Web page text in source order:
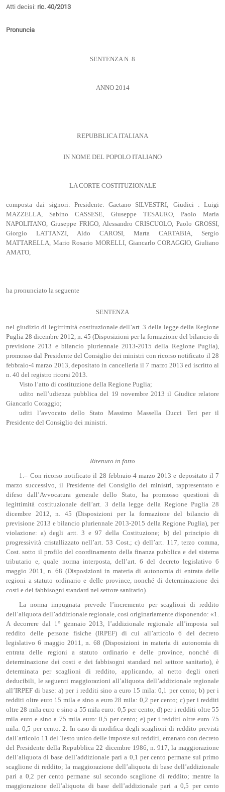
Atti decisi: ric. 40/2013
Pronuncia
SENTENZA N. 8
ANNO 2014
REPUBBLICA ITALIANA
IN NOME DEL POPOLO ITALIANO
LA CORTE COSTITUZIONALE
composta dai signori: Presidente: Gaetano SILVESTRI; Giudici : Luigi
MAZZELLA, Sabino CASSESE, Giuseppe TESAURO, Paolo Maria
NAPOLITANO, Giuseppe FRIGO, Alessandro CRISCUOLO, Paolo GROSSI,
Giorgio LATTANZI, Aldo CAROSI, Marta CARTABIA, Sergio
MATTARELLA, Mario Rosario MORELLI, Giancarlo CORAGGIO, Giuliano
AMATO,
ha pronunciato la seguente
SENTENZA
nel giudizio di legittimità costituzionale dell’art. 3 della legge della Regione
Puglia 28 dicembre 2012, n. 45 (Disposizioni per la formazione del bilancio di
previsione 2013 e bilancio pluriennale 2013-2015 della Regione Puglia),
promosso dal Presidente del Consiglio dei ministri con ricorso notificato il 28
febbraio-4 marzo 2013, depositato in cancelleria il 7 marzo 2013 ed iscritto al
n. 40 del registro ricorsi 2013.
Visto l’atto di costituzione della Regione Puglia;
udito nell’udienza pubblica del 19 novembre 2013 il Giudice relatore
Giancarlo Coraggio;
uditi l’avvocato dello Stato Massimo Massella Ducci Teri per il
Presidente del Consiglio dei ministri.
Ritenuto in fatto
1.– Con ricorso notificato il 28 febbraio-4 marzo 2013 e depositato il 7
marzo successivo, il Presidente del Consiglio dei ministri, rappresentato e
difeso dall’Avvocatura generale dello Stato, ha promosso questioni di
legittimità costituzionale dell’art. 3 della legge della Regione Puglia 28
dicembre 2012, n. 45 (Disposizioni per la formazione del bilancio di
previsione 2013 e bilancio pluriennale 2013-2015 della Regione Puglia), per
violazione: a) degli artt. 3 e 97 della Costituzione; b) del principio di
progressività cristallizzato nell’art. 53 Cost.; c) dell’art. 117, terzo comma,
Cost. sotto il profilo del coordinamento della finanza pubblica e del sistema
tributario e, quale norma interposta, dell’art. 6 del decreto legislativo 6
maggio 2011, n. 68 (Disposizioni in materia di autonomia di entrata delle
regioni a statuto ordinario e delle province, nonché di determinazione dei
costi e dei fabbisogni standard nel settore sanitario).
La norma impugnata prevede l’incremento per scaglioni di reddito
dell’aliquota dell’addizionale regionale, così originariamente disponendo: «1.
A decorrere dal 1° gennaio 2013, l’addizionale regionale all’imposta sul
reddito delle persone fisiche (IRPEF) di cui all’articolo 6 del decreto
legislativo 6 maggio 2011, n. 68 (Disposizioni in materia di autonomia di
entrata delle regioni a statuto ordinario e delle province, nonché di
determinazione dei costi e dei fabbisogni standard nel settore sanitario), è
determinata per scaglioni di reddito, applicando, al netto degli oneri
deducibili, le seguenti maggiorazioni all’aliquota dell’addizionale regionale
all’IRPEF di base: a) per i redditi sino a euro 15 mila: 0,1 per cento; b) per i
redditi oltre euro 15 mila e sino a euro 28 mila: 0,2 per cento; c) per i redditi
oltre 28 mila euro e sino a 55 mila euro: 0,5 per cento; d) per i redditi oltre 55
mila euro e sino a 75 mila euro: 0,5 per cento; e) per i redditi oltre euro 75
mila: 0,5 per cento. 2. In caso di modifica degli scaglioni di reddito previsti
dall’articolo 11 del Testo unico delle imposte sui redditi, emanato con decreto
del Presidente della Repubblica 22 dicembre 1986, n. 917, la maggiorazione
dell’aliquota di base dell’addizionale pari a 0,1 per cento permane sul primo
scaglione di reddito; la maggiorazione dell’aliquota di base dell’addizionale
pari a 0,2 per cento permane sul secondo scaglione di reddito; mentre la
maggiorazione dell’aliquota di base dell’addizionale pari a 0,5 per cento